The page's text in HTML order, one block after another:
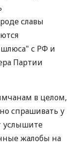
славы
с РФ и
Партии
в целом,
спрашивать у
услышите
жалобы на